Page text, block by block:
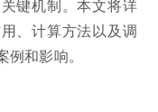
键机制。本文将详
、计算方法以及调
和影响。